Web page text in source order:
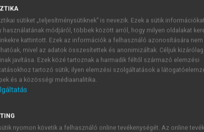
után a
ÚJ FIÓK
1 óra
sütiket „teljesítménysütiknek” is nevezik. Ezek a sütik
használatának módjáról, többek között arról, hogy milyen oldalakat
kattintott. Ezek az információk a felhasználó azonosítására nem
mivel az adatok összesítettek és anonimizáltak. Céljuk
javítása. Ezek közé tartoznak a harmadik féltől származó elemzési
tartozó sütik; ilyen elemzési szolgáltatások a
és a közösségi médiaanalitika.
nyomon követik a felhasználó online tevékenységét. Az online